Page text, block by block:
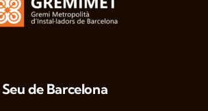
Seu de Barcelona